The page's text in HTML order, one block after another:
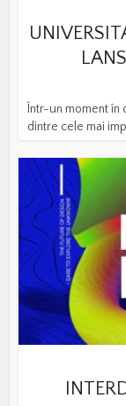
Într-un moment
dintre cele mai